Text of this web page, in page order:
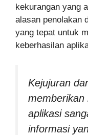
kekurangan yang
alasan penolakan
yang tepat untuk
keberhasilan
Kejujuran
memberikan
aplikasi
informasi